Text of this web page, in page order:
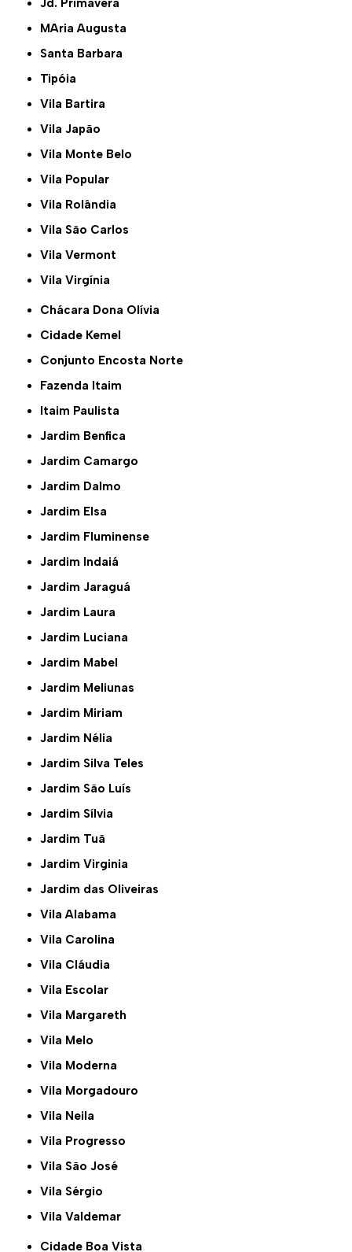
Jd. Primavera
MAria Augusta
Santa Barbara
Tipóia
Vila Bartira
Vila Japão
Vila Monte Belo
Vila Popular
Vila Rolândia
Vila São Carlos
Vila Vermont
Vila Virgínia
Chácara Dona Olívia
Cidade Kemel
Conjunto Encosta Norte
Fazenda Itaim
Itaim Paulista
Jardim Benfica
Jardim Camargo
Jardim Dalmo
Jardim Elsa
Jardim Fluminense
Jardim Indaiá
Jardim Jaraguá
Jardim Laura
Jardim Luciana
Jardim Mabel
Jardim Meliunas
Jardim Miriam
Jardim Nélia
Jardim Silva Teles
Jardim São Luís
Jardim Sílvia
Jardim Tuã
Jardim Virginia
Jardim das Oliveiras
Vila Alabama
Vila Carolina
Vila Cláudia
Vila Escolar
Vila Margareth
Vila Melo
Vila Moderna
Vila Morgadouro
Vila Neila
Vila Progresso
Vila São José
Vila Sérgio
Vila Valdemar
Cidade Boa Vista